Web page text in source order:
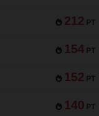
212 PT
154 PT
152 PT
140 PT